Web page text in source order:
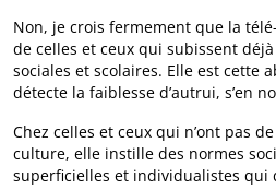
Non, je crois fermement que la
de celles et ceux qui subissent
sociales et scolaires. Elle est cette
détecte la faiblesse d’autrui, s’en
Chez celles et ceux qui n’ont pas
culture, elle instille des normes
superficielles et individualistes qui